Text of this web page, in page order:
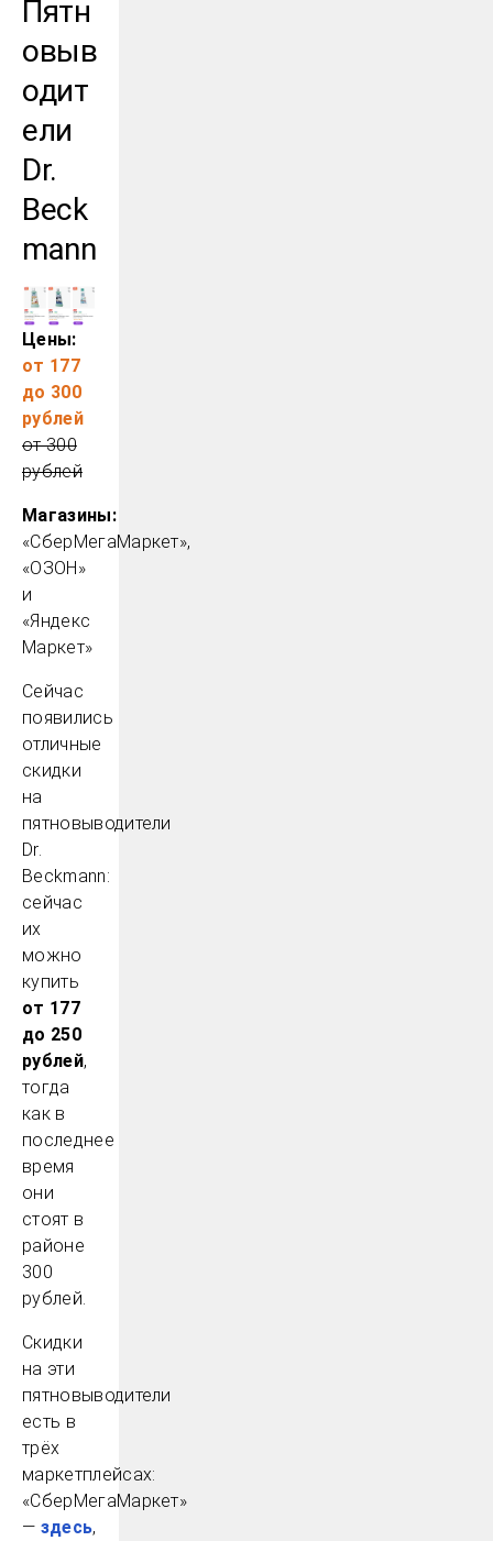
Пятн
овыв
одит
ели
Dr.
Beck
mann
Цены:
от 177
до 300
рублей
от 300
рублей
Магазины:
«СберМегаМаркет»,
«ОЗОН»
и
«Яндекс
Маркет»
Сейчас
появились
отличные
скидки
на
пятновыводители
Dr.
Beckmann:
сейчас
их
можно
купить
от 177
до 250
рублей,
тогда
как в
последнее
время
они
стоят в
районе
300
рублей.
Скидки
на эти
пятновыводители
есть в
трёх
маркетплейсах:
«СберМегаМаркет»
— здесь,